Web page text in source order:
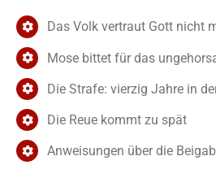
Das Volk vertraut Gott nicht
Mose bittet für das
Die Strafe: vierzig Jahre in
Die Reue kommt zu spät
Anweisungen über die